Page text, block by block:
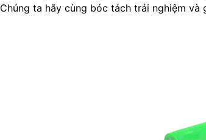
Chúng ta hãy cùng bóc tách trải nghiệm